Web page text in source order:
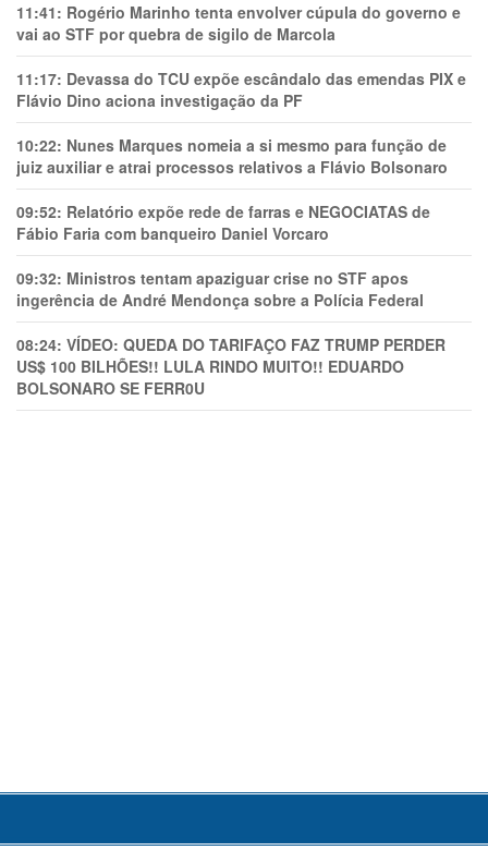
11:41: Rogério Marinho tenta envolver cúpula do governo e
vai ao STF por quebra de sigilo de Marcola
11:17: Devassa do TCU expõe escândalo das emendas PIX e
Flávio Dino aciona investigação da PF
10:22: Nunes Marques nomeia a si mesmo para função de
juiz auxiliar e atrai processos relativos a Flávio Bolsonaro
09:52: Relatório expõe rede de farras e NEGOCIATAS de
Fábio Faria com banqueiro Daniel Vorcaro
09:32: Ministros tentam apaziguar crise no STF apos
ingerência de André Mendonça sobre a Polícia Federal
08:24: VÍDEO: QUEDA DO TARIFAÇO FAZ TRUMP PERDER
US$ 100 BILHÕES!! LULA RINDO MUITO!! EDUARDO
BOLSONARO SE FERR0U